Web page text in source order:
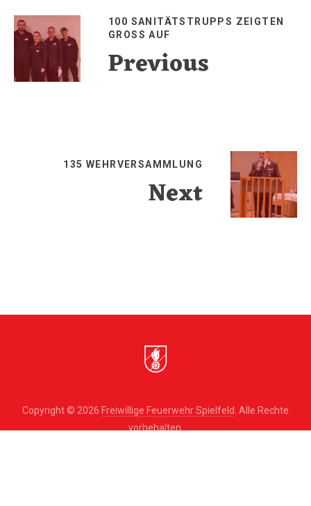
100 SANITÄTSTRUPPS ZEIGTEN
GROSS AUF
Previous
135 WEHRVERSAMMLUNG
Next
Copyright © 2026 Freiwillige Feuerwehr Spielfeld . Alle Rechte
vorbehalten.